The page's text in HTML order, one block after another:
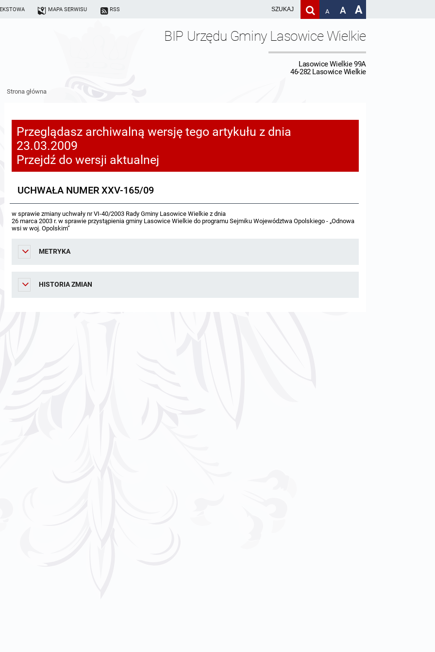
MAPA SERWISU RSS A A A
BIP Urzędu Gminy Lasowice Wielkie
Lasowice Wielkie 99A
46-282 Lasowice Wielkie
Strona główna
Przeglądasz archiwalną wersję tego artykułu z dnia
23.03.2009
Przejdź do wersji aktualnej
UCHWAŁA NUMER XXV-165/09
w sprawie zmiany uchwały nr VI-40/2003 Rady Gminy Lasowice Wielkie z dnia
26 marca 2003 r. w sprawie przystąpienia gminy Lasowice Wielkie do programu Sejmiku Województwa Opolskiego - „Odnowa
wsi w woj. Opolskim”
METRYKA
HISTORIA ZMIAN